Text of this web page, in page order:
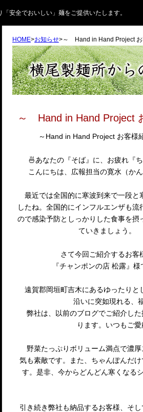
安全でおいしい」麺をご提供いたします。
HOME>お知らせ>～ Hand in Hand Project
～ Hand in Hand
～Hand in Hand Project お客様
🍜あなたの『そば』に、お疲れ『
こんにちは、広報担当の寛水（かん
最近では全国的に寒波到来で一段と
したね。全国的にインフルエンザも流
ので感染予防としっかりした食事を摂
ていきましょう。
さて今回ご紹介するお客
『チャンポンの店 松露』様
遠賀郡岡垣町吉木にあるゆったりと
沿いに突如現れる、
弊社は、以前のブログでご紹介し
ります。いつもご
野菜たっぷりボリューム満点で濃
気も素敵です。また、ちゃんぽんだ
す。是非、今からどんどん寒くなる
引き続き弊社も納品するお客様、そ